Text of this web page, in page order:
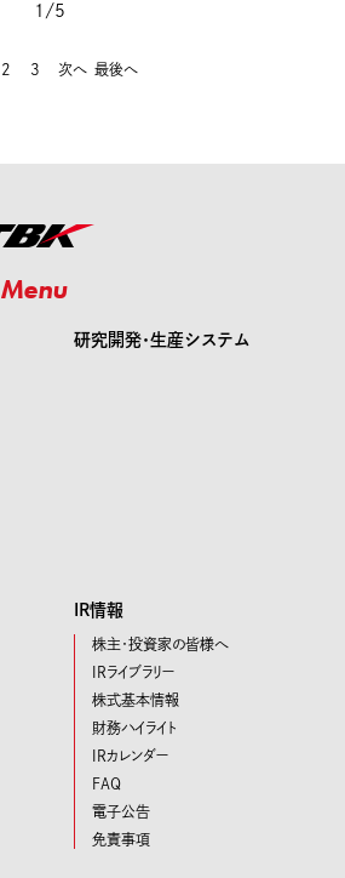
1 /5
2 3 次へ 最後へ
Menu
研究開発･生産システム
IR情報
株主・投資家の皆様へ
IRライブラリー
株式基本情報
財務ハイライト
IRカレンダー
FAQ
電子公告
免責事項